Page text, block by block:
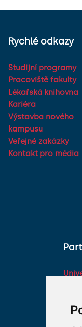
Rychlé odkazy
Studijní programy
Pracoviště fakulty
Lékařská knihovna
Kariéra
Výstavba nového
kampusu
Veřejné zakázky
Kontakt pro média